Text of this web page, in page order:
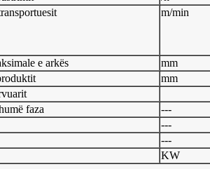
m/min
e arkës mm
mm
faza
---
---
---
KW